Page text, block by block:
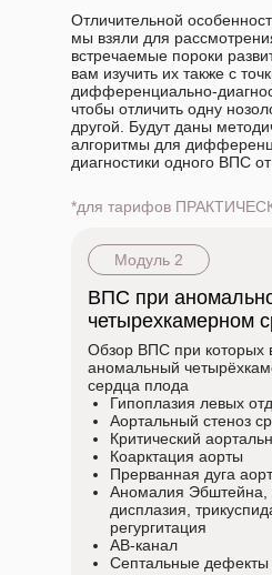
Модуль 2
Отличительной
мы взяли для
встречаемые пороки
вам изучить их также с
дифференциально-
чтобы отличить одну
другой. Будут даны
алгоритмы для
диагностики одного ВПС от
*для тарифов
Обзор ВПС при которых
аномальный
сердца плода
Гипоплазия левых
Аортальный стеноз
Критический
Коарктация аорты
Прерванная дуга
Аномалия Эбштейна,
дисплазия,
регургитация
АВ-канал
Септальные дефекты
ВПС при
четырехкамерном